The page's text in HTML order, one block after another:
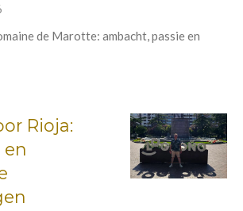
de Marotte: ambacht, passie en
Rioja:
en